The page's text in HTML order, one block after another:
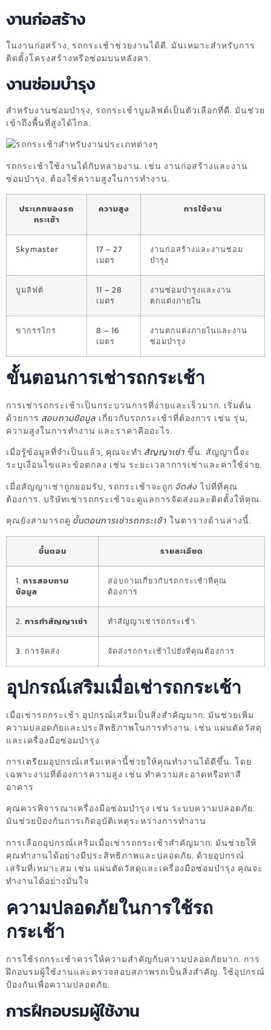
งานก่อสร้าง
ในงานก่อสร้าง, รถกระเช้าช่วยงานได้ดี. มันเหมาะสำหรับการ
ติดตั้งโครงสร้างหรือซ่อมบนหลังคา.
งานซ่อมบำรุง
สำหรับงานซ่อมบำรุง, รถกระเช้าบูมลิฟต์เป็นตัวเลือกที่ดี. มันช่วย
เข้าถึงพื้นที่สูงได้ไกล.
รถกระเช้าใช้งานได้กับหลายงาน. เช่น งานก่อสร้างและงาน
ซ่อมบำรุง. ต้องใช้ความสูงในการทำงาน.
ประเภทของรถ
กระเช้า
ความสูง การใช้งาน
Skymaster
17 – 27
เมตร
งานก่อสร้างและงานซ่อม
บำรุง
บูมลิฟต์
11 – 28
เมตร
งานซ่อมบำรุงและงาน
ตกแต่งภายใน
ขากรรไกร
8 – 16
เมตร
งานตกแต่งภายในและงาน
ซ่อมบำรุง
ขั้นตอนการเช่ารถกระเช้า
การเช่ารถกระเช้าเป็นกระบวนการที่ง่ายและเร็วมาก. เริ่มต้น
ด้วยการ สอบถามข้อมูล เกี่ยวกับรถกระเช้าที่ต้องการ เช่น รุ่น,
ความสูงในการทำงาน และราคาคืออะไร.
เมื่อรู้ข้อมูลที่จำเป็นแล้ว, คุณจะทำ สัญญาเช่า ขึ้น. สัญญานี้จะ
ระบุเงื่อนไขและข้อตกลง เช่น ระยะเวลาการเช่าและค่าใช้จ่าย.
เมื่อสัญญาเช่าถูกยอมรับ, รถกระเช้าจะถูก จัดส่งไปที่ที่คุณ
ต้องการ. บริษัทเช่ารถกระเช้าจะดูแลการจัดส่งและติดตั้งให้คุณ.
คุณยังสามารถดู ขั้นตอนการเช่ารถกระเช้า ในตารางด้านล่างนี้.
ขั้นตอน รายละเอียด
1. การสอบถาม
ข้อมูล
สอบถามเกี่ยวกับรถกระเช้าที่คุณ
ต้องการ
2. การทำสัญญาเช่า ทำสัญญาเช่ารถกระเช้า
3. การจัดส่ง จัดส่งรถกระเช้าไปยังที่คุณต้องการ
อุปกรณ์เสริมเมื่อเช่ารถกระเช้า
เมื่อเช่ารถกระเช้า อุปกรณ์เสริมเป็นสิ่งสำคัญมาก. มันช่วยเพิ่ม
ความปลอดภัยและประสิทธิภาพในการทำงาน. เช่น แผ่นตัดวัสดุ
และเครื่องมือซ่อมบำรุง
การเตรียมอุปกรณ์เสริมเหล่านี้ช่วยให้คุณทำงานได้ดีขึ้น. โดย
เฉพาะงานที่ต้องการความสูง เช่น ทำความสะอาดหรือทาสี
อาคาร
คุณควรพิจารณาเครื่องมือซ่อมบำรุง เช่น ระบบความปลอดภัย.
มันช่วยป้องกันการเกิดอุบัติเหตุระหว่างการทำงาน
การเลือกอุปกรณ์เสริมเมื่อเช่ารถกระเช้าสำคัญมาก. มันช่วยให้
คุณทำงานได้อย่างมีประสิทธิภาพและปลอดภัย. ด้วยอุปกรณ์
เสริมที่เหมาะสม เช่น แผ่นตัดวัสดุและเครื่องมือซ่อมบำรุง คุณจะ
ทำงานได้อย่างมั่นใจ
ความปลอดภัยในการใช้รถ
กระเช้า
การใช้รถกระเช้าควรให้ความสำคัญกับความปลอดภัยมาก. การ
ฝึกอบรมผู้ใช้งานและตรวจสอบสภาพรถเป็นสิ่งสำคัญ. ใช้อุปกรณ์
ป้องกันเพื่อความปลอดภัย.
การฝึกอบรมผู้ใช้งาน